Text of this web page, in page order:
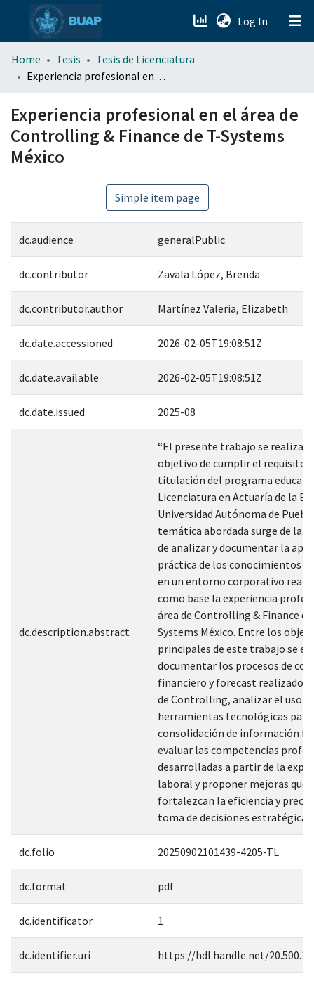
Log In (current)
menu.section.about_menu
Home Tesis
Tesis de Licenciatura
Experiencia profesional en el área de Controlling & Finance de T-Systems México
Experiencia profesional en el área de
Controlling & Finance de T-Systems
México
Simple item page
dc.audience generalPublic
dc.contributor Zavala López, Brenda
dc.contributor.author Martínez Valeria, Elizabeth
dc.date.accessioned 2026-02-05T19:08:51Z
dc.date.available 2026-02-05T19:08:51Z
dc.date.issued 2025-08
dc.description.abstract
“El presente trabajo se realiza
objetivo de cumplir el requisito
titulación del programa
Licenciatura en Actuaría de la
Universidad Autónoma de
temática abordada surge de la
de analizar y documentar la
práctica de los conocimientos
en un entorno corporativo real,
como base la experiencia
área de Controlling & Finance
Systems México. Entre los
principales de este trabajo se
documentar los procesos de
financiero y forecast realizados
de Controlling, analizar el uso
herramientas tecnológicas para
consolidación de información
evaluar las competencias
desarrolladas a partir de la
laboral y proponer mejoras que
fortalezcan la eficiencia y
toma de decisiones
dc.folio 20250902101439-4205-TL
dc.format pdf
dc.identificator 1
dc.identifier.uri https://hdl.handle.net/